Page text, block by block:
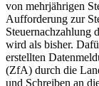
von mehrjährigen
Aufforderung zur
Steuernachzahlung
wird als bisher.
erstellten
(ZfA) durch die
und Schreiben an